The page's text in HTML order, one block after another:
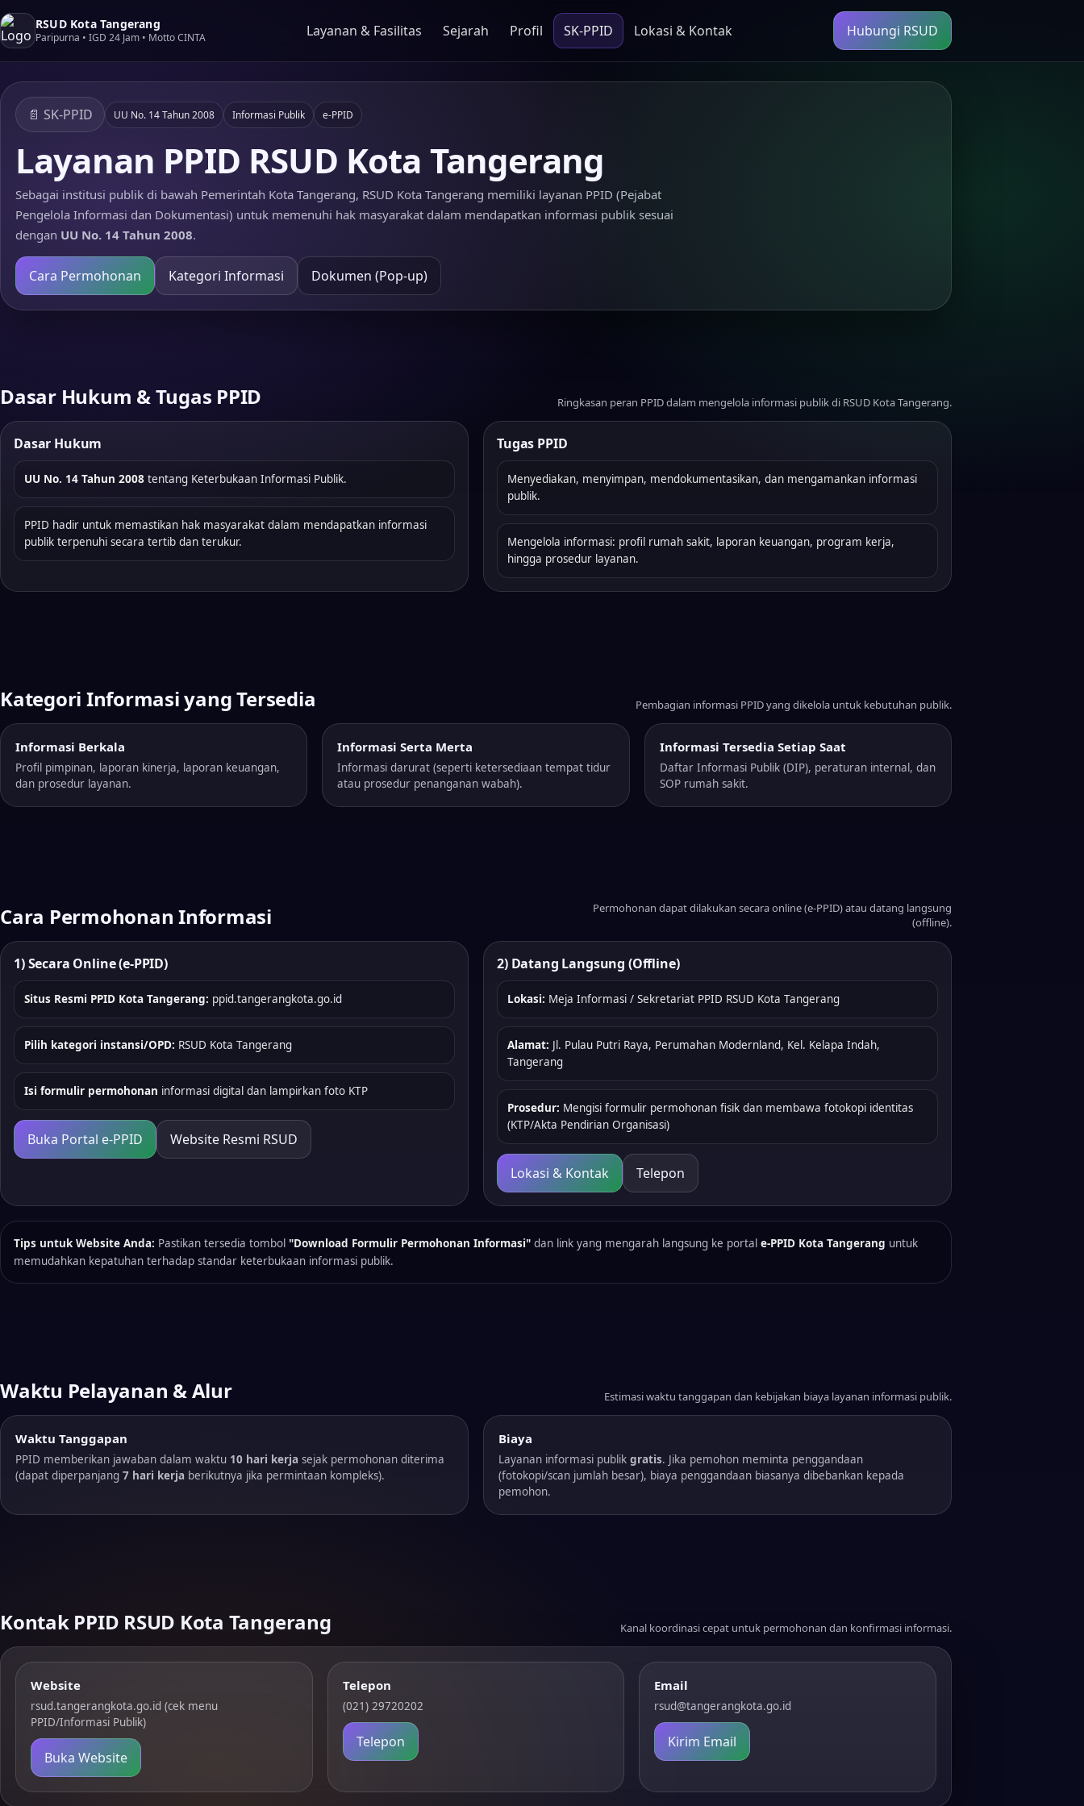
RSUD Kota Tangerang
Paripurna • IGD 24 Jam • Motto CINTA Layanan & Fasilitas Sejarah Profil SK-PPID Lokasi & Kontak Hubungi RSUD
📄 SK-PPID UU No. 14 Tahun 2008 Informasi Publik e-PPID
Layanan PPID RSUD Kota Tangerang
Sebagai institusi publik di bawah Pemerintah Kota Tangerang, RSUD Kota Tangerang memiliki layanan PPID (Pejabat
Pengelola Informasi dan Dokumentasi) untuk memenuhi hak masyarakat dalam mendapatkan informasi publik sesuai
dengan UU No. 14 Tahun 2008.
Cara Permohonan Kategori Informasi Dokumen (Pop-up)
Dasar Hukum & Tugas PPID Ringkasan peran PPID dalam mengelola informasi publik di RSUD Kota Tangerang.
Dasar Hukum
UU No. 14 Tahun 2008 tentang Keterbukaan Informasi Publik.
PPID hadir untuk memastikan hak masyarakat dalam mendapatkan informasi
publik terpenuhi secara tertib dan terukur.
Tugas PPID
Menyediakan, menyimpan, mendokumentasikan, dan mengamankan informasi
publik.
Mengelola informasi: profil rumah sakit, laporan keuangan, program kerja,
hingga prosedur layanan.
Kategori Informasi yang Tersedia Pembagian informasi PPID yang dikelola untuk kebutuhan publik.
Informasi Berkala
Profil pimpinan, laporan kinerja, laporan keuangan,
dan prosedur layanan.
Informasi Serta Merta
Informasi darurat (seperti ketersediaan tempat tidur
atau prosedur penanganan wabah).
Informasi Tersedia Setiap Saat
Daftar Informasi Publik (DIP), peraturan internal, dan
SOP rumah sakit.
Cara Permohonan Informasi
Permohonan dapat dilakukan secara online (e-PPID) atau datang langsung
(offline).
1) Secara Online (e-PPID)
Situs Resmi PPID Kota Tangerang: ppid.tangerangkota.go.id
Pilih kategori instansi/OPD: RSUD Kota Tangerang
Isi formulir permohonan informasi digital dan lampirkan foto KTP
Buka Portal e-PPID Website Resmi RSUD
2) Datang Langsung (Offline)
Lokasi: Meja Informasi / Sekretariat PPID RSUD Kota Tangerang
Alamat: Jl. Pulau Putri Raya, Perumahan Modernland, Kel. Kelapa Indah,
Tangerang
Prosedur: Mengisi formulir permohonan fisik dan membawa fotokopi identitas
(KTP/Akta Pendirian Organisasi)
Lokasi & Kontak Telepon
Tips untuk Website Anda: Pastikan tersedia tombol "Download Formulir Permohonan Informasi" dan link yang mengarah langsung ke portal e-PPID Kota Tangerang untuk
memudahkan kepatuhan terhadap standar keterbukaan informasi publik.
Waktu Pelayanan & Alur Estimasi waktu tanggapan dan kebijakan biaya layanan informasi publik.
Waktu Tanggapan
PPID memberikan jawaban dalam waktu 10 hari kerja sejak permohonan diterima
(dapat diperpanjang 7 hari kerja berikutnya jika permintaan kompleks).
Biaya
Layanan informasi publik gratis. Jika pemohon meminta penggandaan
(fotokopi/scan jumlah besar), biaya penggandaan biasanya dibebankan kepada
pemohon.
Kontak PPID RSUD Kota Tangerang Kanal koordinasi cepat untuk permohonan dan konfirmasi informasi.
Website
rsud.tangerangkota.go.id (cek menu
PPID/Informasi Publik)
Buka Website
Telepon
(021) 29720202
Telepon
Email
rsud@tangerangkota.go.id
Kirim Email